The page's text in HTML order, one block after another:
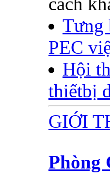
Tưng
PEC
Hội
thiếtbị
GIỚI
Phòng